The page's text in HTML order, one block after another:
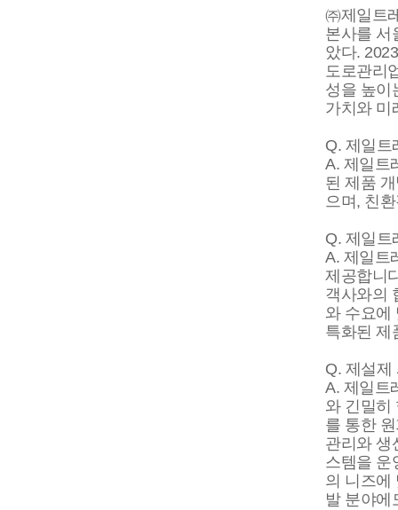
㈜제일트
본사를 서
았다.
도로관리
성을 높이
가치와 미
Q. 제일트
A. 제일트
된 제품
으며, 친
Q. 제일트
A. 제일트
제공합니
객사와의
와 수요에
특화된 제
Q. 제설제
A. 제일트
와 긴밀히
를 통한
관리와 생
스템을 운
의 니즈에
발 분야에